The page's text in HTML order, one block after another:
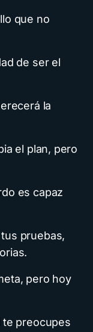
que no
de ser el
la
el plan, pero
es capaz
pruebas,
pero hoy
te preocupes